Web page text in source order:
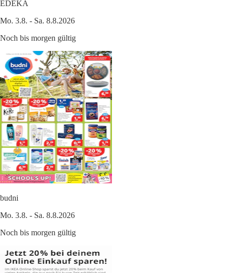
EDEKA
Mo. 3.8. - Sa. 8.8.2026
Noch bis morgen gültig
budni
Mo. 3.8. - Sa. 8.8.2026
Noch bis morgen gültig